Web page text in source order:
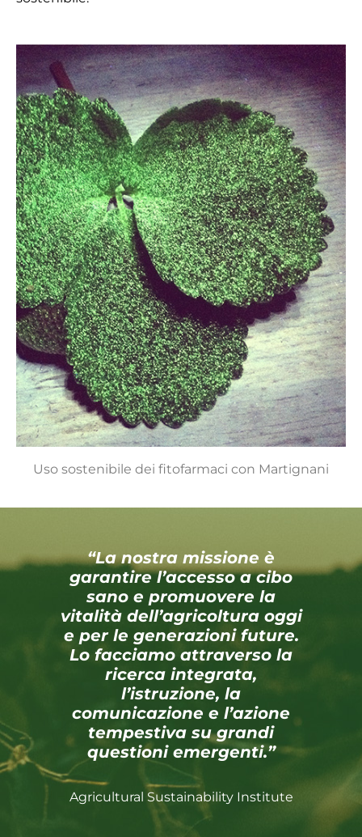
Uso sostenibile dei fitofarmaci con Martignani
“La nostra missione è
garantire l’accesso a cibo
sano e promuovere la
vitalità dell’agricoltura oggi
e per le generazioni future.
Lo facciamo attraverso la
ricerca integrata,
l’istruzione, la
comunicazione e l’azione
tempestiva su grandi
questioni emergenti.”
Agricultural Sustainability Institute